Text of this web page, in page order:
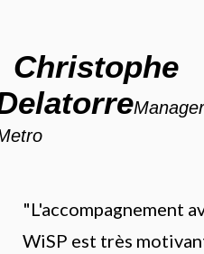
Christophe
"L'accompagnement
WiSP est très